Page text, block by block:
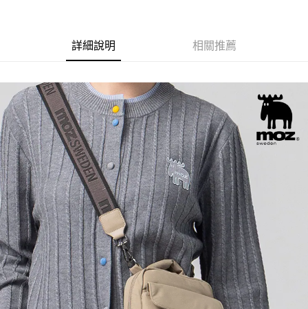
3.實際核准額度、可分期數及費用金額請依後續交易確認頁面所載為準。
4.訂單成立30分鐘內，如未前往確認交易或遇審核未通過，訂單將自動取
法說明評估內容。
【繳款方式說明】
1.分期款項不併入電信帳單，「大哥付你分期」於每月結算日後寄送繳費提
醒簡訊。
2.透過簡訊連結打開帳單後，可選擇「超商條碼／台灣大直營門市／銀行轉
帳／街口支付／iPASS MONEY」等通路繳費。
【注意事項】
1.本服務係由「台灣大哥大股份有限公司」（以下簡稱本公司）所提供，讓
用戶於交易時，得透過本服務購買商品或服務，並由商店將買賣／分期付款
買賣價金債權讓與本公司後，依約使用本公司帳單繳交帳款。
2.基於同意付款使用「大哥付你分期」之契約關係目的，商店將以您的個人
資料（包含姓名、電話或地址）提供予台灣大哥大進項蒐集、處理及利用，
由本公司與您本人進行分期帳單所需資料之確認、核對及更正。
3.完整用戶服務條款，請詳閱以下連結：https://oppay.tw/userRule
AFTEE先享後付是「在收到商品之後才付款」的支付方式。 讓您購物簡單
２．便利：只要手機號碼，簡訊認證，即可結帳。
３．安心：先確認商品／服務後，再付款。
【「AFTEE先享後付」結帳流程】
１．於結帳方式選擇「AFTEE先享後付」後，將跳轉至「AFTEE先享後付」
結帳頁面，進行簡訊認證並確認金額後，即可完成結帳。
２．訂單成立數日內，您將收到繳費通知簡訊。
３．收到繳費通知簡訊後14天內，點擊此簡訊中的連結，可透過四大超商／
ATM／網路銀行／等多元方式進行付款，方視為交易完成。
※ 請注意：結帳手續完成當下不需立刻繳費，但若您需要取消訂單，請聯絡
購買商品的店家。未經商家同意取消之訂單仍視為有效，需透過AFTEE先享
後付繳納相關費用。
※ 交易是否成功請以「AFTEE先享後付 」之結帳頁面顯示為準，若有關於
是否繳費成功／繳費後需取消欲退款等相關疑問，請聯繫「AFTEE先享後付
客戶支援中心」https://netprotections.freshdesk.com/support/home
【注意事項】
１．透過由恩沛科技股份有限公司提供之「AFTEE先享後付」服務完成之交
易，需依本服務之必要範圍內提供個人資料，並將交易相關給付款項請求債
付款後全家取貨
每筆NT$70，滿NT$899(含以上)免運費
付款後7-11取貨
每筆NT$70，滿NT$899(含以上)免運費
宅配
每筆NT$100，滿NT$1,000(含以上)免運費
京站台北店客服中心(1F星巴克旁) 即日起不提供京站紙袋，取件時
請自備購物袋，若需購買紙袋可現場詢問
免運費
詳細說明 相關推薦